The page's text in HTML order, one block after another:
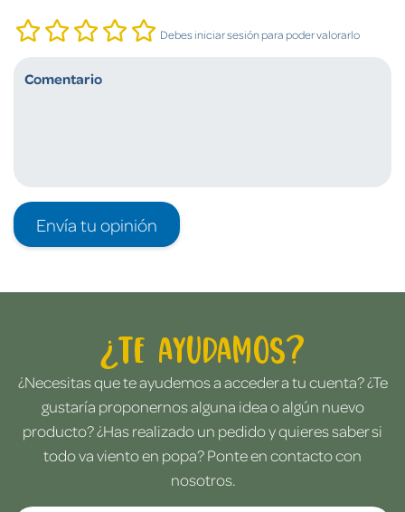
Debes iniciar sesión para poder valorarlo
Envía tu opinión
¿Te ayudamos?
¿Necesitas que te ayudemos a acceder a tu cuenta? ¿Te
gustaría proponernos alguna idea o algún nuevo
producto? ¿Has realizado un pedido y quieres saber si
todo va viento en popa? Ponte en contacto con
nosotros.